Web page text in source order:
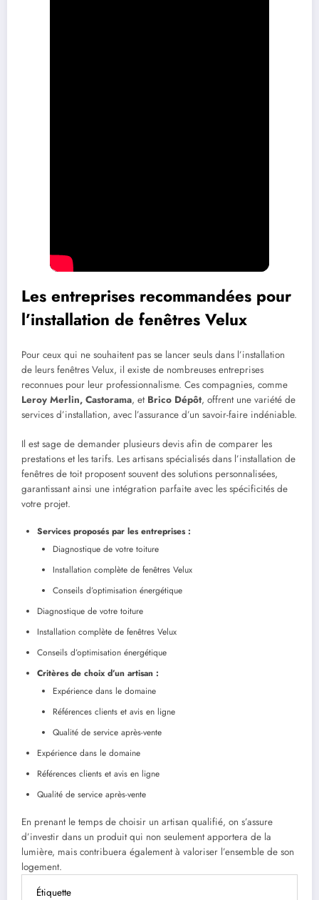
Les entreprises recommandées pour
l’installation de fenêtres Velux
Pour ceux qui ne souhaitent pas se lancer seuls dans l’installation
de leurs fenêtres Velux, il existe de nombreuses entreprises
reconnues pour leur professionnalisme. Ces compagnies, comme
Leroy Merlin, Castorama, et Brico Dépôt, offrent une variété de
services d’installation, avec l’assurance d’un savoir-faire indéniable.
Il est sage de demander plusieurs devis afin de comparer les
prestations et les tarifs. Les artisans spécialisés dans l’installation de
fenêtres de toit proposent souvent des solutions personnalisées,
garantissant ainsi une intégration parfaite avec les spécificités de
votre projet.
Services proposés par les entreprises :
Diagnostique de votre toiture
Installation complète de fenêtres Velux
Conseils d’optimisation énergétique
Diagnostique de votre toiture
Installation complète de fenêtres Velux
Conseils d’optimisation énergétique
Critères de choix d’un artisan :
Expérience dans le domaine
Références clients et avis en ligne
Qualité de service après-vente
Expérience dans le domaine
Références clients et avis en ligne
Qualité de service après-vente
En prenant le temps de choisir un artisan qualifié, on s’assure
d’investir dans un produit qui non seulement apportera de la
lumière, mais contribuera également à valoriser l’ensemble de son
logement.
Étiquette